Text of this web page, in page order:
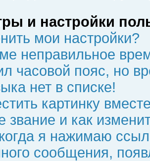
и настройки
мои настройки?
неправильное
часовой пояс, но
нет в списке!
картинку
звание и как
я нажимаю
сообщения,